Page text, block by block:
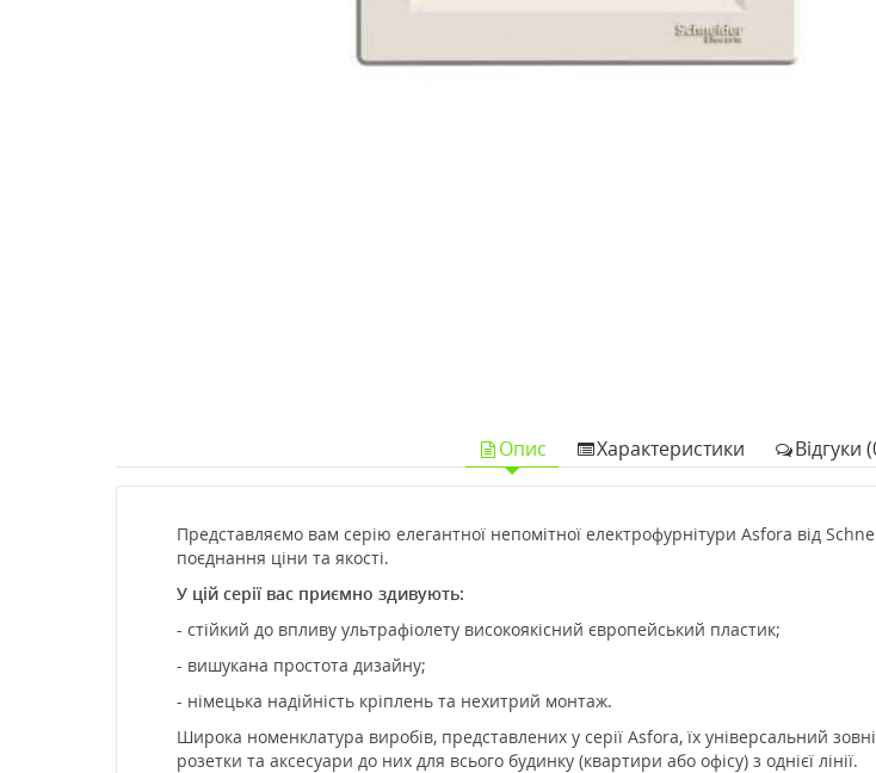
Опис Характеристики Відгуки
Представляємо вам серію елегантної непомітної електрофурнітури Asfora від
поєднання ціни та якості.
У цій серії вас приємно здивують:
- стійкий до впливу ультрафіолету високоякісний європейський пластик;
- вишукана простота дизайну;
- німецька надійність кріплень та нехитрий монтаж.
Широка номенклатура виробів, представлених у серії Asfora, їх універсальний
розетки та аксесуари до них для всього будинку (квартири або офісу) з однієї лінії.